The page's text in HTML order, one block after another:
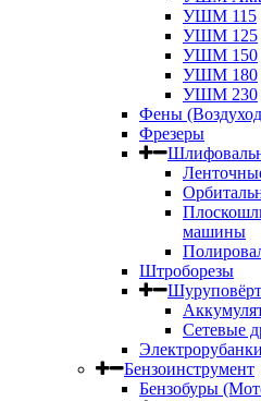
УШМ 115
УШМ 125
УШМ 150
УШМ 180
УШМ 230
Фены
Фрезеры
машины
Штроборезы
Сетевые
Электрорубанки
Бензоинструмент
Бензобуры